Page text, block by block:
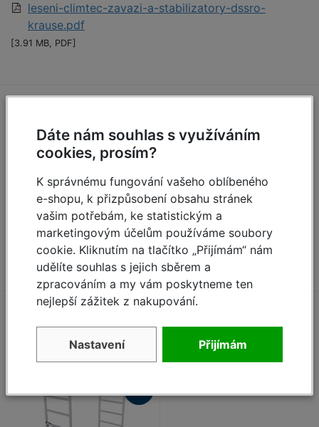
leseni-climtec-zavazi-a-stabilizatory-dssro-
krause.pdf
[3.91 MB, PDF]
Máte otázky k produktu:
druhá nástavba
?
Zeptejte se.
Zeptat se
Doporučujeme dokoupit
- 25
Dáte nám souhlas s využíváním
cookies, prosím?
K správnému fungování vašeho oblíbeného
e-shopu, k přizpůsobení obsahu stránek
vašim potřebám, ke statistickým a
marketingovým účelům používáme soubory
cookie. Kliknutím na tlačítko „Přijímám“ nám
udělíte souhlas s jejich sběrem a
zpracováním a my vám poskytneme ten
nejlepší zážitek z nakupování.
Nastavení Přijímám